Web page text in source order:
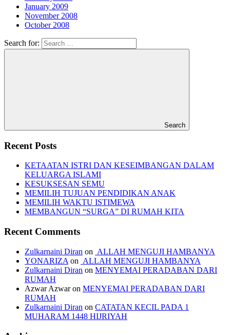
January 2009
November 2008
October 2008
Search for:
Search
Recent Posts
KETAATAN ISTRI DAN KESEIMBANGAN DALAM
KELUARGA ISLAMI
KESUKSESAN SEMU
MEMILIH TUJUAN PENDIDIKAN ANAK
MEMILIH WAKTU ISTIMEWA
MEMBANGUN “SURGA” DI RUMAH KITA
Recent Comments
Zulkarnaini Diran on ALLAH MENGUJI HAMBANYA
YONARIZA on ALLAH MENGUJI HAMBANYA
Zulkarnaini Diran on MENYEMAI PERADABAN DARI
RUMAH
Azwar Azwaron MENYEMAI PERADABAN DARI
RUMAH
Zulkarnaini Diran on CATATAN KECIL PADA 1
MUHARAM 1448 HIJRIYAH